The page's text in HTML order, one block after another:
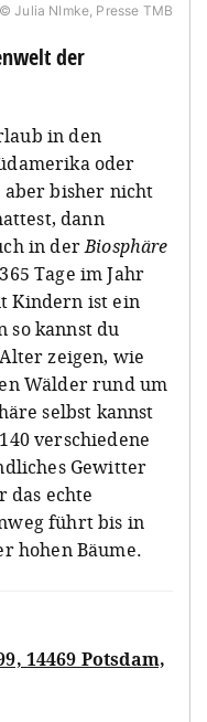
© Julia NImke, Presse TMB
der
in den
oder
aber bisher nicht
dann
in derBiosphäre
Tage im Jahr
Kindern ist ein
so kannst du
zeigen, wie
Wälder rund um
selbst kannst
verschiedene
Gewitter
das echte
führt bis in
hohen Bäume.
14469 Potsdam,